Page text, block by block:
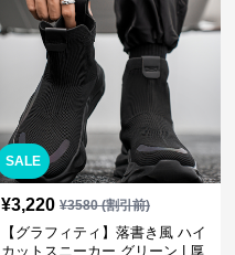
SALE
¥3,220 ¥3580(割引前)
【グラフィティ】落書き風 ハイ
カットスニーカー グリーン | 厚